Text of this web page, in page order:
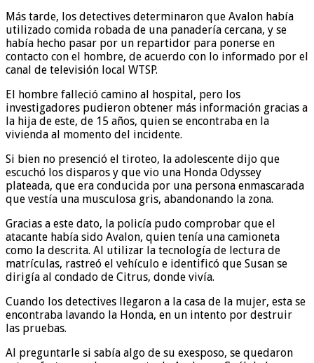
Más tarde, los detectives determinaron que Avalon había
utilizado comida robada de una panadería cercana, y se
había hecho pasar por un repartidor para ponerse en
contacto con el hombre, de acuerdo con lo informado por el
canal de televisión local WTSP.
El hombre falleció camino al hospital, pero los
investigadores pudieron obtener más información gracias a
la hija de este, de 15 años, quien se encontraba en la
vivienda al momento del incidente.
Si bien no presenció el tiroteo, la adolescente dijo que
escuchó los disparos y que vio una Honda Odyssey
plateada, que era conducida por una persona enmascarada
que vestía una musculosa gris, abandonando la zona.
Gracias a este dato, la policía pudo comprobar que el
atacante había sido Avalon, quien tenía una camioneta
como la descrita. Al utilizar la tecnología de lectura de
matrículas, rastreó el vehículo e identificó que Susan se
dirigía al condado de Citrus, donde vivía.
Cuando los detectives llegaron a la casa de la mujer, esta se
encontraba lavando la Honda, en un intento por destruir
las pruebas.
Al preguntarle si sabía algo de su exesposo, se quedaron